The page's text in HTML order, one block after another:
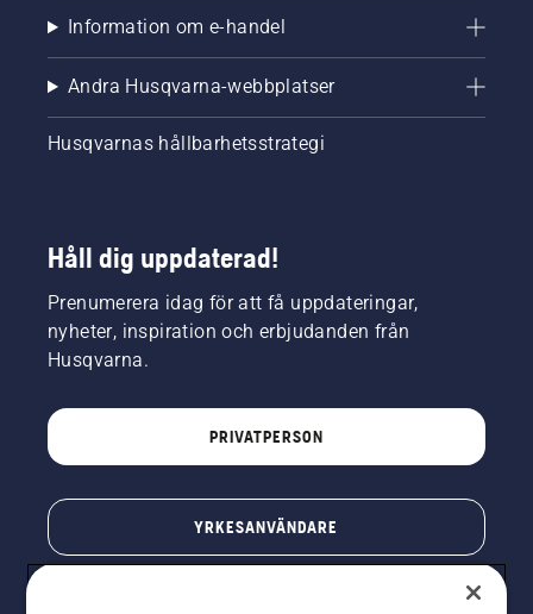
Information om e-handel
Andra Husqvarna-webbplatser
Husqvarnas hållbarhetsstrategi
Håll dig uppdaterad!
Prenumerera idag för att få uppdateringar,
nyheter, inspiration och erbjudanden från
Husqvarna.
PRIVATPERSON
YRKESANVÄNDARE